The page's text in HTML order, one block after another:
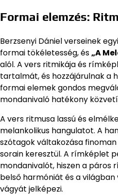
Formai elemzés:
Berzsenyi Dániel verseinek
formai tökéletesség, és„A
alól. A vers ritmikája és
tartalmát, és hozzájárulnak a
formai elemek gondos
mondanivaló hatékony
A vers ritmusa lassú és
melankolikus hangulatot. A
szótagok váltakozása
sorain keresztül. A rímképlet
mondanivalót, hiszen a páros
belső harmóniát és a
vágyát jelképezi.